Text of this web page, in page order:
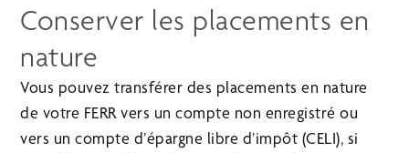
Conserver les placements en
nature
Vous pouvez transférer des placements en nature
de votre FERR vers un compte non enregistré ou
vers un compte d’épargne libre d’impôt (CELI), si